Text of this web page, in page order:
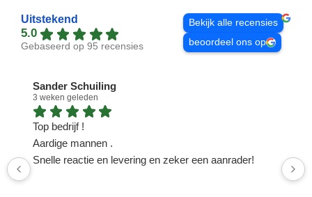
Uitstekend
5.0
Gebaseerd op 95 recensies
Bekijk alle recensies
beoordeel ons op
Sander Schuiling
3 weken geleden
Top bedrijf !
Aardige mannen .
Snelle reactie en levering en zeker een aanrader!